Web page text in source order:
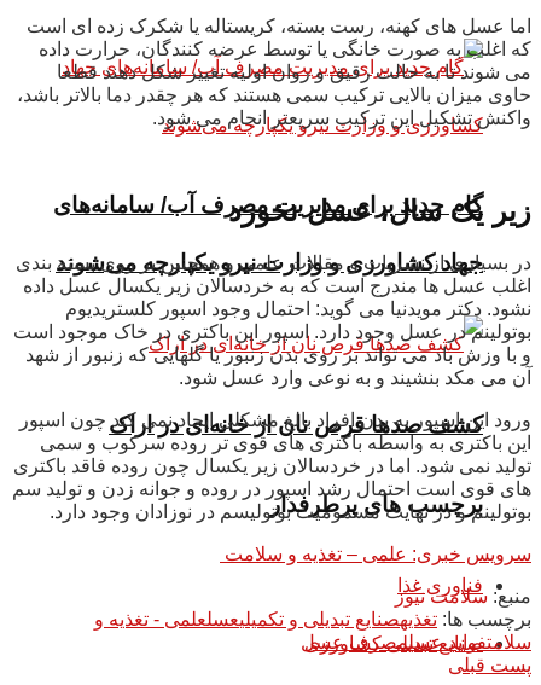
گام جدید برای مدیریت مصرف آب/ سامانه‌های
جهاد کشاورزی و وزارت نیرو یکپارچه می‌شوند
کشف صدها قرص نان از خانه‌ای در اراک
برچسب های پرطرفدار
فناوری غذا
صنایع تبدیلی کشاورزی
اما عسل های کهنه، رست بسته، کریستاله یا شکرک زده ای است
که اغلب به صورت خانگی یا توسط عرضه کنندگان، حرارت داده
می شوند تا به حالت رقیق و روان اولیه تغییر شکل دهند قطعا
حاوی میزان بالایی ترکیب سمی هستند که هر چقدر دما بالاتر باشد،
واکنش تشکیل این ترکیب سریعتر انجام می شود.
زیر یک سال، عسل نخورد
در بسیاری از نشریات و مقالات علمی و همچنین بر روی بسته بندی
اغلب عسل ها مندرج است که به خردسالان زیر یکسال عسل داده
نشود. دکتر مویدنیا می گوید: احتمال وجود اسپور کلستریدیوم
بوتولینم در عسل وجود دارد. اسپور این باکتری در خاک موجود است
و با وزش باد می تواند بر روی بدن زنبور یا گلهایی که زنبور از شهد
آن می مکد بنشیند و به نوعی وارد عسل شود.
ورود این اسپور به بدن افراد بالغ مشکلی ایجاد نمی کند چون اسپور
این باکتری به واسطه باکتری های قوی تر روده سرکوب و سمی
تولید نمی شود. اما در خردسالان زیر یکسال چون روده فاقد باکتری
های قوی است احتمال رشد اسپور در روده و جوانه زدن و تولید سم
بوتولینم و در نهایت مسمومیت بوتولیسم در نوزادان وجود دارد.
سرویس خبری: علمی – تغذیه و سلامت
منبع: سلامت نیوز
برچسب ها: تغذیهصنایع تبدیلی و تکمیلیعسلعلمی - تغذیه و
سلامتفواید عسلمصرف عسل
پست قبلی